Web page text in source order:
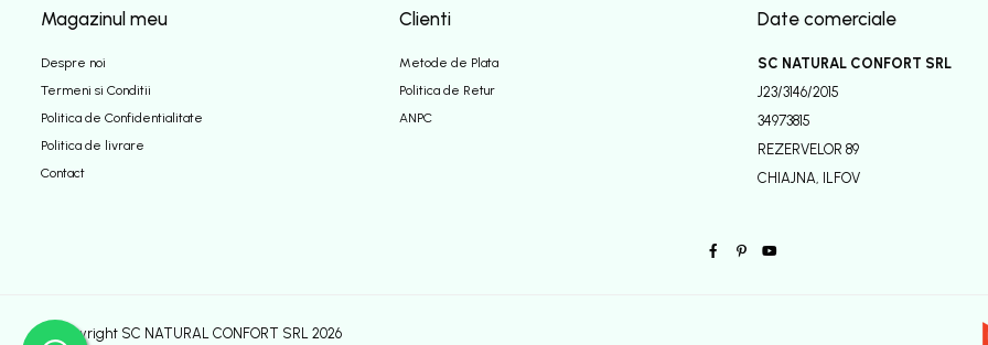
Magazinul meu
Despre noi
Termeni si Conditii
Politica de Confidentialitate
Politica de livrare
Contact
Clienti
Metode de Plata
Politica de Retur
ANPC
Date comerciale
SC NATURAL CONFORT SRL
J23/3146/2015
34973815
REZERVELOR 89
CHIAJNA, ILFOV
©Copyright SC NATURAL CONFORT SRL 2026